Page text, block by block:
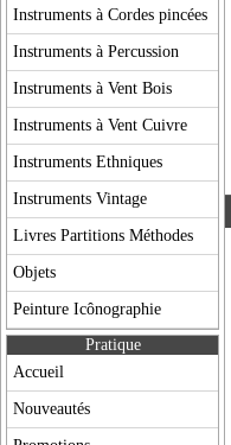
Instruments à Cordes pincées
Instruments à Percussion
Instruments à Vent Bois
Instruments à Vent Cuivre
Instruments Ethniques
Instruments Vintage
Livres Partitions Méthodes
Objets
Peinture Icônographie
Pratique
Accueil
Nouveautés